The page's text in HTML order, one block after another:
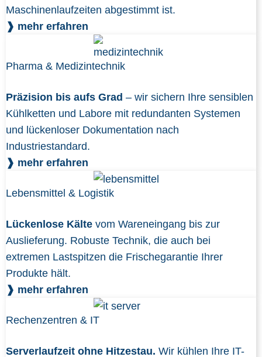
Maschinenlaufzeiten abgestimmt ist.
❱ mehr erfahren
Pharma & Medizintechnik
Präzision bis aufs Grad – wir sichern Ihre sensiblen
Kühlketten und Labore mit redundanten Systemen
und lückenloser Dokumentation nach
Industriestandard.
❱ mehr erfahren
Lebensmittel & Logistik
Lückenlose Kälte vom Wareneingang bis zur
Auslieferung. Robuste Technik, die auch bei
extremen Lastspitzen die Frischegarantie Ihrer
Produkte hält.
❱ mehr erfahren
Rechenzentren & IT
Serverlaufzeit ohne Hitzestau. Wir kühlen Ihre IT-